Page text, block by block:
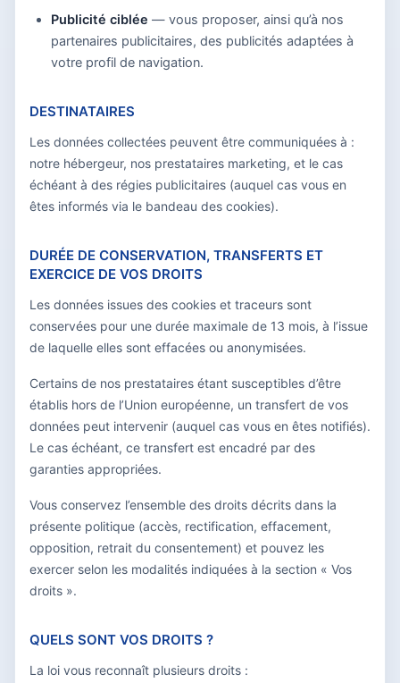
Publicité ciblée — vous proposer, ainsi qu’à nos
partenaires publicitaires, des publicités adaptées à
votre profil de navigation.
DESTINATAIRES
Les données collectées peuvent être communiquées à :
notre hébergeur, nos prestataires marketing, et le cas
échéant à des régies publicitaires (auquel cas vous en
êtes informés via le bandeau des cookies).
DURÉE DE CONSERVATION, TRANSFERTS ET
EXERCICE DE VOS DROITS
Les données issues des cookies et traceurs sont
conservées pour une durée maximale de 13 mois, à l’issue
de laquelle elles sont effacées ou anonymisées.
Certains de nos prestataires étant susceptibles d’être
établis hors de l’Union européenne, un transfert de vos
données peut intervenir (auquel cas vous en êtes notifiés).
Le cas échéant, ce transfert est encadré par des
garanties appropriées.
Vous conservez l’ensemble des droits décrits dans la
présente politique (accès, rectification, effacement,
opposition, retrait du consentement) et pouvez les
exercer selon les modalités indiquées à la section « Vos
droits ».
QUELS SONT VOS DROITS ?
La loi vous reconnaît plusieurs droits :